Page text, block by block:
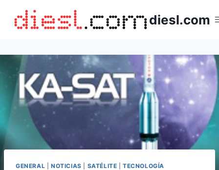
contenido
diesl.com
GENERAL NOTICIAS SATÉLITE |TECNOLOGÍA